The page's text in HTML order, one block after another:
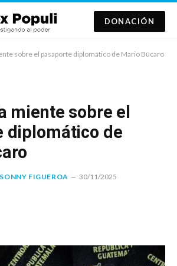
DONACIÓN
sobre el pasaporte diplomático de Mario Búcaro
miente sobre el
diplomático de
SONNY FIGUEROA
30/11/2025